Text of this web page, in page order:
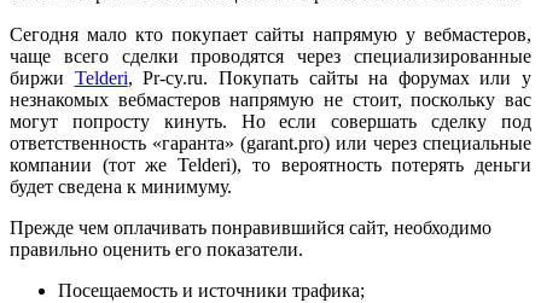
Сегодня мало кто покупает сайты напрямую у вебмастеров,
чаще всего сделки проводятся через специализированные
биржи Telderi, Pr-cy.ru. Покупать сайты на форумах или у
незнакомых вебмастеров напрямую не стоит, поскольку вас
могут попросту кинуть. Но если совершать сделку под
ответственность «гаранта» (garant.pro) или через специальные
компании (тот же Telderi), то вероятность потерять деньги
будет сведена к минимуму.
Прежде чем оплачивать понравившийся сайт, необходимо
правильно оценить его показатели.
Посещаемость и источники трафика;